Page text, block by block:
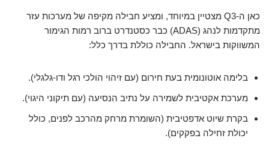
כאן ה-Q3 מצטיין במיוחד, ומציע חבילה מקיפה של מערכות עזר
מתקדמות לנהג (ADAS) כבר כסטנדרט ברוב רמות הגימור
המשווקות בישראל. החבילה כוללת בדרך כלל:
בלימה אוטונומית בעת חירום (עם זיהוי הולכי רגל ודו-גלגלי).
מערכת אקטיבית לשמירה על נתיב הנסיעה (עם תיקוני היגוי).
בקרת שיוט אדפטיבית (השומרת מרחק מהרכב לפנים, כולל
יכולת זחילה בפקקים).